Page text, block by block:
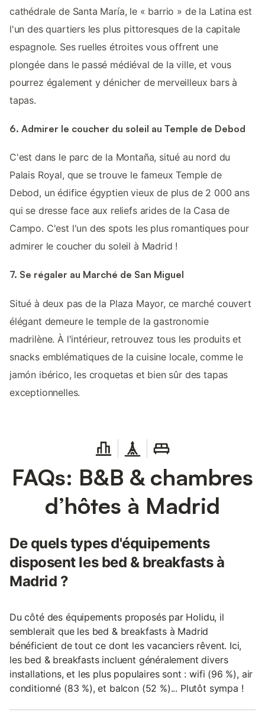
cathédrale de Santa María, le « barrio » de la Latina est
l'un des quartiers les plus pittoresques de la capitale
espagnole. Ses ruelles étroites vous offrent une
plongée dans le passé médiéval de la ville, et vous
pourrez également y dénicher de merveilleux bars à
tapas.
6. Admirer le coucher du soleil au Temple de Debod
C'est dans le parc de la Montaña, situé au nord du
Palais Royal, que se trouve le fameux Temple de
Debod, un édifice égyptien vieux de plus de 2 000 ans
qui se dresse face aux reliefs arides de la Casa de
Campo. C'est l'un des spots les plus romantiques pour
admirer le coucher du soleil à Madrid !
7. Se régaler au Marché de San Miguel
Situé à deux pas de la Plaza Mayor, ce marché couvert
élégant demeure le temple de la gastronomie
madrilène. À l'intérieur, retrouvez tous les produits et
snacks emblématiques de la cuisine locale, comme le
jamón ibérico, les croquetas et bien sûr des tapas
exceptionnelles.
FAQs: B&B & chambres
d’hôtes à Madrid
De quels types d'équipements
disposent les bed & breakfasts à
Madrid ?
Du côté des équipements proposés par Holidu, il
semblerait que les bed & breakfasts à Madrid
bénéficient de tout ce dont les vacanciers rêvent. Ici,
les bed & breakfasts incluent généralement divers
installations, et les plus populaires sont : wifi (96 %), air
conditionné (83 %), et balcon (52 %)... Plutôt sympa !